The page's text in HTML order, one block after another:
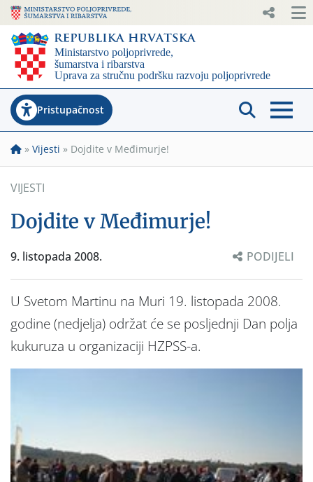
Pristupačnost
» Vijesti » Dojdite v Međimurje!
VIJESTI
Dojdite v Međimurje!
9. listopada 2008. PODIJELI
U Svetom Martinu na Muri 19. listopada 2008.
godine (nedjelja) održat će se posljednji Dan polja
kukuruza u organizaciji HZPSS-a.